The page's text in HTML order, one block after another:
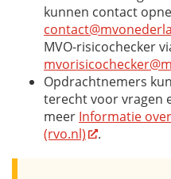
kunnen contact
MVO-risicochecker
Opdrachtnemers
terecht voor vragen
meer Informatie
(rvo.nl)
.